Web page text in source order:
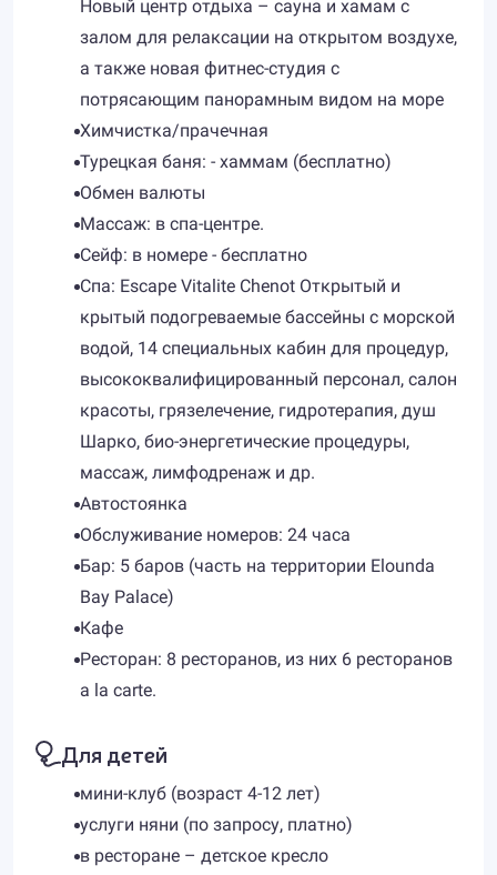
Новый центр отдыха – сауна и хамам с
залом для релаксации на открытом воздухе,
а также новая фитнес-студия с
потрясающим панорамным видом на море
Химчистка/прачечная
Турецкая баня: - хаммам (бесплатно)
Обмен валюты
Массаж: в спа-центре.
Сейф: в номере - бесплатно
Спа: Escape Vitalite Chenot Открытый и
крытый подогреваемые бассейны с морской
водой, 14 специальных кабин для процедур,
высококвалифицированный персонал, салон
красоты, грязелечение, гидротерапия, душ
Шарко, био-энергетические процедуры,
массаж, лимфодренаж и др.
Автостоянка
Обслуживание номеров: 24 часа
Бар: 5 баров (часть на территории Elounda
Bay Palace)
Кафе
Ресторан: 8 ресторанов, из них 6 ресторанов
a la carte.
Для детей
мини-клуб (возраст 4-12 лет)
услуги няни (по запросу, платно)
в ресторане – детское кресло